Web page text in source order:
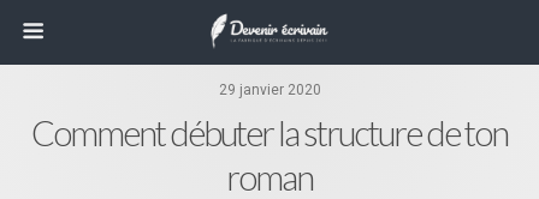
29 janvier 2020
Comment débuter la structure de ton
roman